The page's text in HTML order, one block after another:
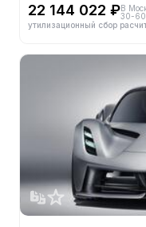
22 144 022 ₽В
30-60
утилизационный сбор